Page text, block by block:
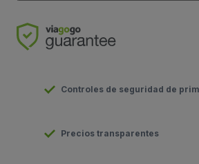
Controles de seguridad de
Precios transparentes